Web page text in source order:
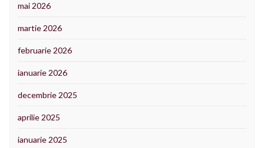
mai 2026
martie 2026
februarie 2026
ianuarie 2026
decembrie 2025
aprilie 2025
ianuarie 2025